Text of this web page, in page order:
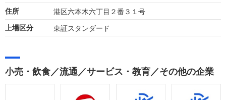
住所 港区六本木六丁目２番３１号
上場区分 東証スタンダード
小売・飲食／流通／サービス・教育／その他の企業